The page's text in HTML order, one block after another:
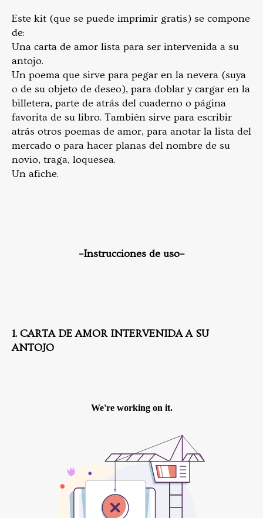
Este kit (que se puede imprimir gratis) se compone
de:
Una carta de amor lista para ser intervenida a su
antojo.
Un poema que sirve para pegar en la nevera (suya
o de su objeto de deseo), para doblar y cargar en la
billetera, parte de atrás del cuaderno o página
favorita de su libro. También sirve para escribir
atrás otros poemas de amor, para anotar la lista del
mercado o para hacer planas del nombre de su
novio, traga, loquesea.
Un afiche.
–Instrucciones de uso–
1. CARTA DE AMOR INTERVENIDA A SU
ANTOJO